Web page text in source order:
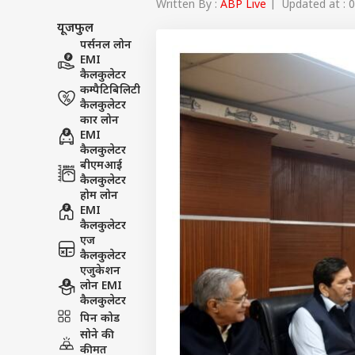
यूजफुल
पर्सनल लोन
EMI
कैलकुलेटर
कम्पैटिबिलिटी
कैलकुलेटर
कार लोन
EMI
कैलकुलेटर
बीएमआई
कैलकुलेटर
होम लोन
EMI
कैलकुलेटर
एज
कैलकुलेटर
एजुकेशन
लोन EMI
कैलकुलेटर
पिन कोड
सोने की
कीमत
Written By : ABP Live | Updated at :
पर्सनल